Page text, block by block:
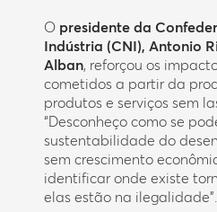
O presidente da
Indústria (CNI), Antonio
Alban, reforçou os
cometidos a partir da
produtos e serviços sem
“Desconheço como se
sustentabilidade do
sem crescimento
identificar onde existe
elas estão na ilegalidade”.